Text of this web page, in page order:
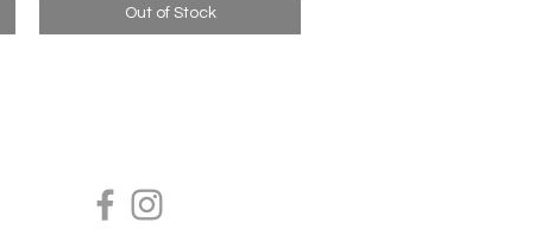
Out of Stock